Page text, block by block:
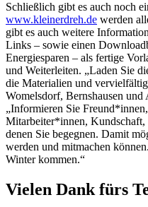
Schließlich gibt es auch noch
www.kleinerdreh.de werden
gibt es auch weitere
Links – sowie einen
Energiesparen – als fertige
und Weiterleiten. „Laden Sie
die Materialien und
Womelsdorf, Bernshausen und
„Informieren Sie
Mitarbeiter*innen,
denen Sie begegnen. Damit
werden und mitmachen
Winter kommen.“
Vielen Dank fürs